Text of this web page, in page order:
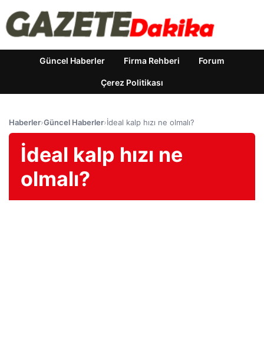
Güncel Haberler Firma Rehberi Forum
Çerez Politikası
Haberler›Güncel Haberler›İdeal kalp hızı ne olmalı?
İdeal kalp hızı ne
olmalı?